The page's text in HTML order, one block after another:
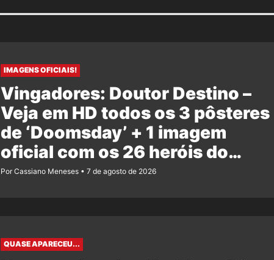
IMAGENS OFICIAIS!
Vingadores: Doutor Destino –
Veja em HD todos os 3 pôsteres
de ‘Doomsday’ + 1 imagem
oficial com os 26 heróis do
filme
Por Cassiano Meneses 7 de agosto de 2026
QUASE APARECEU...